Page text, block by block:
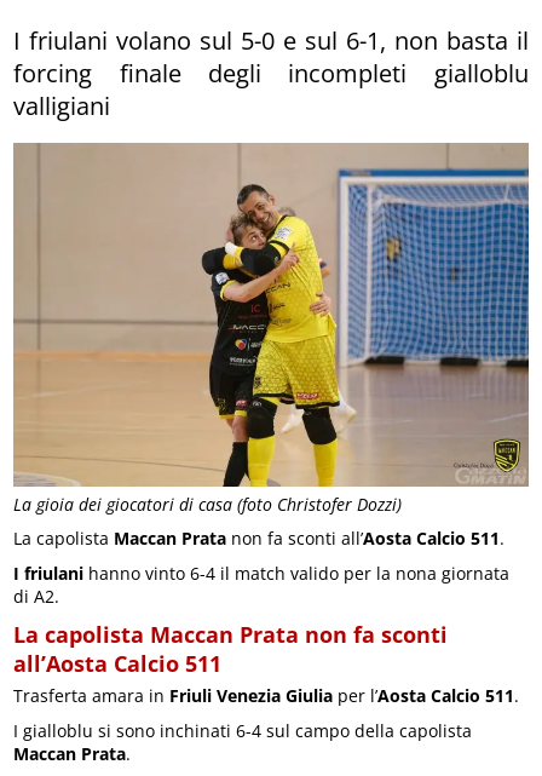
La gioia dei giocatori di casa (foto Christofer Dozzi)
I friulani volano sul 5-0 e sul 6-1, non basta il
forcing finale degli incompleti gialloblu
valligiani
La capolista Maccan Prata non fa sconti all’Aosta Calcio 511.
I friulani hanno vinto 6-4 il match valido per la nona giornata
di A2.
La capolista Maccan Prata non fa sconti
all’Aosta Calcio 511
Trasferta amara in Friuli Venezia Giulia per l’Aosta Calcio 511.
I gialloblu si sono inchinati 6-4 sul campo della capolista
Maccan Prata.